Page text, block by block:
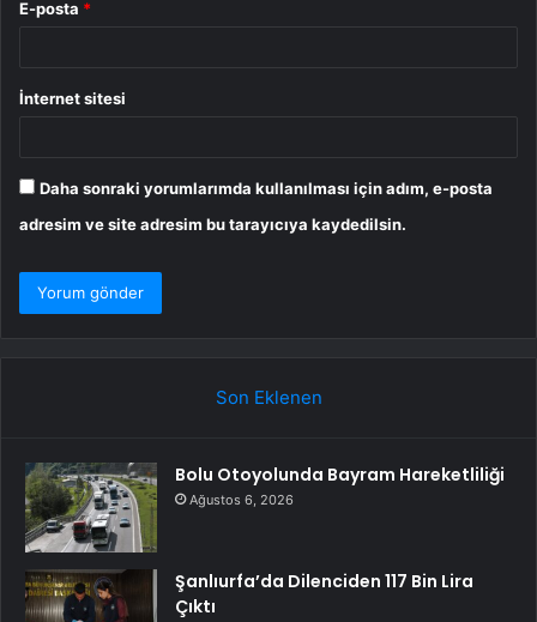
E-posta *
İnternet sitesi
Daha sonraki yorumlarımda kullanılması için adım, e-posta
adresim ve site adresim bu tarayıcıya kaydedilsin.
Son Eklenen
Bolu Otoyolunda Bayram Hareketliliği
Ağustos 6, 2026
Şanlıurfa’da Dilenciden 117 Bin Lira
Çıktı